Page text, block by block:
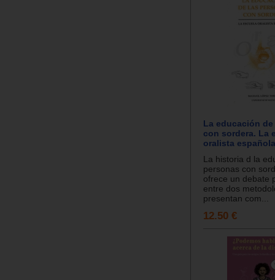
La educación
con sordera. La
oralista
La historia d la
personas con
ofrece un debate
entre dos
presentan com...
12.50 €